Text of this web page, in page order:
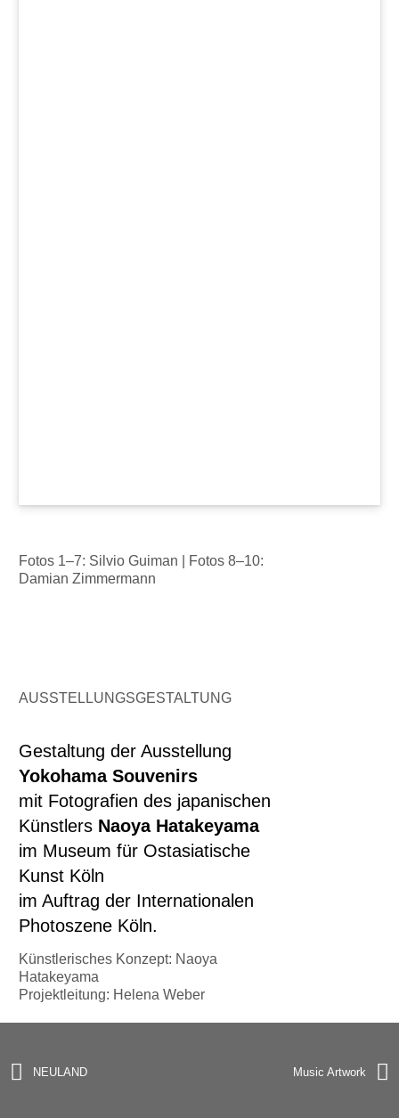
Fotos 1–7: Silvio Guiman | Fotos 8–10:
Damian Zimmermann
AUSSTELLUNGSGESTALTUNG
Gestaltung der Ausstellung
Yokohama Souvenirs
mit Fotografien des japanischen
Künstlers Naoya Hatakeyama
im Museum für Ostasiatische
Kunst Köln
im Auftrag der Internationalen
Photoszene Köln.
Künstlerisches Konzept: Naoya
Hatakeyama
Projektleitung: Helena Weber
Music Artwork
NEULAND